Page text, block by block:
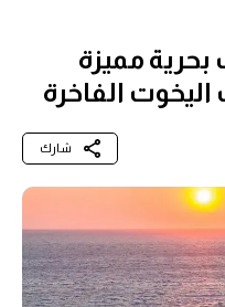
بحرية مميزة
الفاخرة
شارك